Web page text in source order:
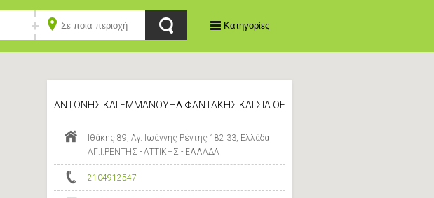
Κατηγορίες
ΑΝΤΩΝΗΣ ΚΑΙ ΕΜΜΑΝΟΥΗΛ ΦΑΝΤΑΚΗΣ ΚΑΙ ΣΙΑ ΟΕ
Ιθάκης 89, Αγ. Ιωάννης Ρέντης 182 33, Ελλάδα
ΑΓ.Ι.ΡΕΝΤΗΣ - ΑΤΤΙΚΗΣ - ΕΛΛΑΔΑ
2104912547